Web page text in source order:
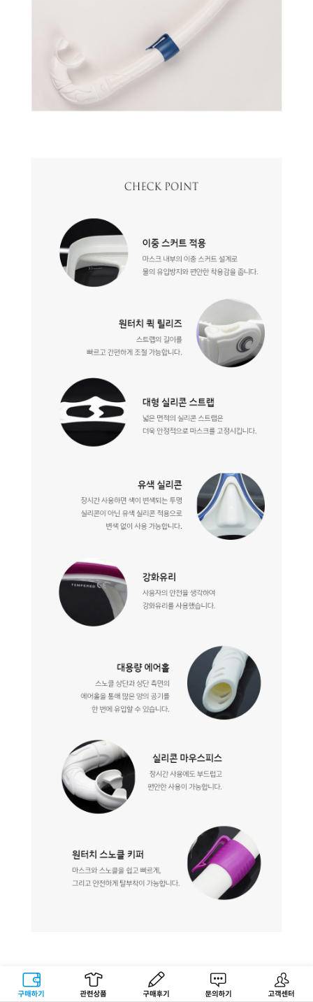
구매하기 관련상품 상품후기 문의하기 고객센터